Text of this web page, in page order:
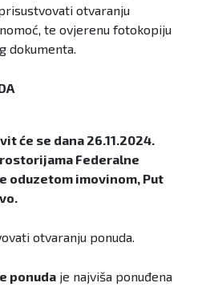
otvaranju
te ovjerenu fotokopiju
dokumenta.
će se dana 26.11.2024.
Federalne
oduzetom imovinom, Put
otvaranju ponuda.
ponuda je najviša ponuđena